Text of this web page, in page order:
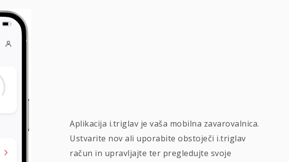
Aplikacija i.triglav je vaša mobilna zavarovalnica.
Ustvarite nov ali uporabite obstoječi i.triglav
račun in upravljajte ter pregledujte svoje